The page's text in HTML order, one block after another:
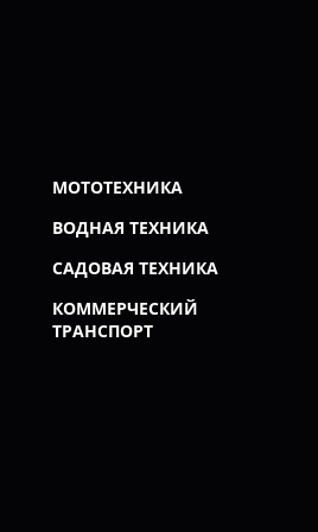
МОТОТЕХНИКА
ВОДНАЯ ТЕХНИКА
САДОВАЯ ТЕХНИКА
КОММЕРЧЕСКИЙ
ТРАНСПОРТ